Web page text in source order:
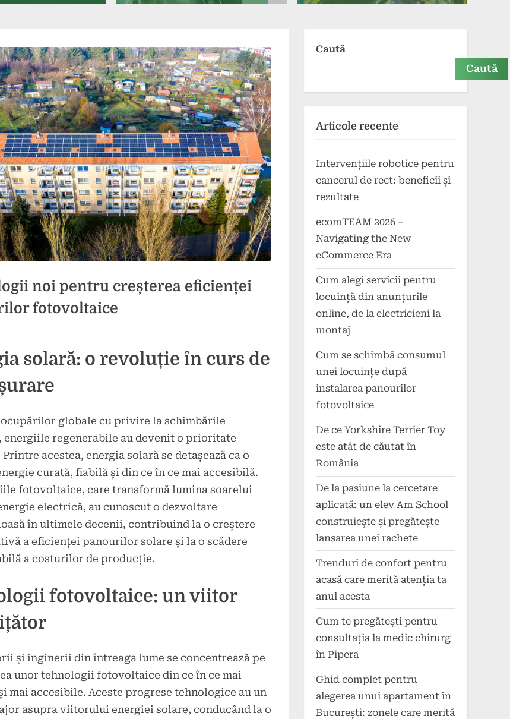
noi pentru creșterea eficienței
fotovoltaice
solară: o revoluție în curs de
globale cu privire la schimbările
energiile regenerabile au devenit o prioritate
acestea, energia solară se detașează ca o
curată, fiabilă și din ce în ce mai accesibilă.
fotovoltaice, care transformă lumina soarelui
electrică, au cunoscut o dezvoltare
în ultimele decenii, contribuind la o creștere
a eficienței panourilor solare și la o scădere
a costurilor de producție.
fotovoltaice: un viitor
și inginerii din întreaga lume se concentrează pe
unor tehnologii fotovoltaice din ce în ce mai
mai accesibile. Aceste progrese tehnologice au un
asupra viitorului energiei solare, conducând la o
Caută
Caută
Articole recente
Intervențiile robotice pentru
cancerul de rect: beneficii și
rezultate
ecomTEAM 2026 –
Navigating the New
eCommerce Era
Cum alegi servicii pentru
locuință din anunțurile
online, de la electricieni la
montaj
Cum se schimbă consumul
unei locuințe după
instalarea panourilor
fotovoltaice
De ce Yorkshire Terrier Toy
este atât de căutat în
România
De la pasiune la cercetare
aplicată: un elev Am School
construiește și pregătește
lansarea unei rachete
Trenduri de confort pentru
acasă care merită atenția ta
anul acesta
Cum te pregătești pentru
consultația la medic chirurg
în Pipera
Ghid complet pentru
alegerea unui apartament în
București: zonele care merită